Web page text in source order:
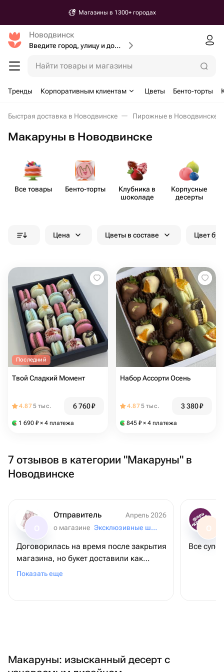
Магазины в 1300+ городах
Новодвинск
Введите город, улицу и дом доставки
Найти товары и магазины
Тренды Корпоративным клиентам Цветы Бенто-торты
Быстрая доставка в Новодвинске Пирожные в Новодвинске
Макаруны в Новодвинске
Все товары Бенто​-торты
Клубника в
шоколаде
Корпусные
десерты
Цена Цветы в составе Цвет
Последний
Твой Сладкий Момент
4.875 тыс. 6 760₽
1 690 ₽ × 4 платежа
Набор Ассорти Осень
4.875 тыс. 3 380₽
845 ₽ × 4 платежа
7 отзывов в категории "Макаруны" в
Новодвинске
Отправитель
Апрель 2026
о магазине
Эксклюзивные шары
Договорилась на время после закрытия
магазина, но букет доставили как
договорились. Очень благодарна
Показать еще
О
Все
Макаруны: изысканный десерт с